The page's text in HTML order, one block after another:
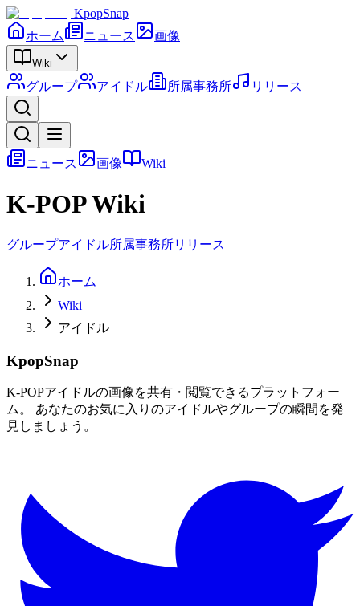
KpopSnap
ホーム
ニュース 画像
Wiki
グループ アイドル 所属事務所 リリース
ニュース 画像 Wiki
K-POP Wiki
グループアイドル所属事務所リリース
ホーム
Wiki
アイドル
KpopSnap
K-POPアイドルの画像を共有・閲覧できるプラットフォー
ム。 あなたのお気に入りのアイドルやグループの瞬間を発
見しましょう。